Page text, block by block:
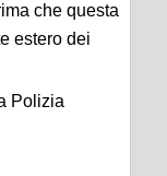
che questa
estero dei
Polizia